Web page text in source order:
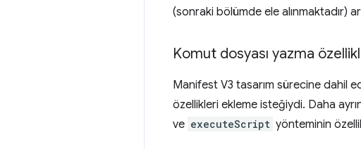
(sonraki bölümde ele alınmaktadır)
Komut dosyası yazma
Manifest V3 tasarım sürecine dahil
özellikleri ekleme isteğiydi. Daha
ve executeScript yönteminin